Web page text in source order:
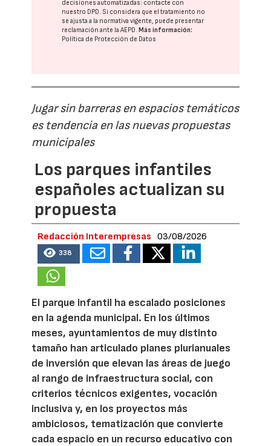
decisiones automatizadas: contacte con
nuestro DPD . Si considera que el tratamiento no
se ajusta a la normativa vigente, puede presentar
reclamación ante laAEPD .Más información:
Política de Protección de Datos
Jugar sin barreras en espacios temáticos
es tendencia en las nuevas propuestas
municipales
Los parques infantiles
españoles actualizan su
propuesta
Redacción Interempresas 03/08/2026
338
El parque infantil ha escalado posiciones
en la agenda municipal. En los últimos
meses, ayuntamientos de muy distinto
tamaño han articulado planes plurianuales
de inversión que elevan las áreas de juego
al rango de infraestructura social, con
criterios técnicos exigentes, vocación
inclusiva y, en los proyectos más
ambiciosos, tematización que convierte
cada espacio en un recurso educativo con